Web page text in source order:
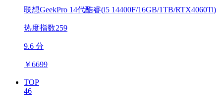
联想GeekPro 14代酷睿(i5 14400F/16GB/1TB/RTX4060Ti)
热度指数259
9.6 分
￥6699
TOP
46